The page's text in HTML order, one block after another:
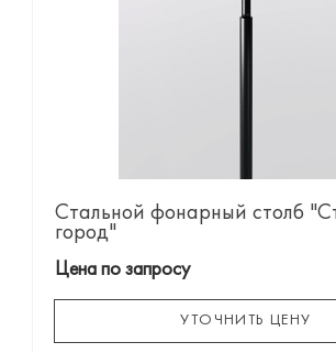
Стальной фонарный столб
город"
Цена по запросу
УТОЧНИТЬ ЦЕНУ